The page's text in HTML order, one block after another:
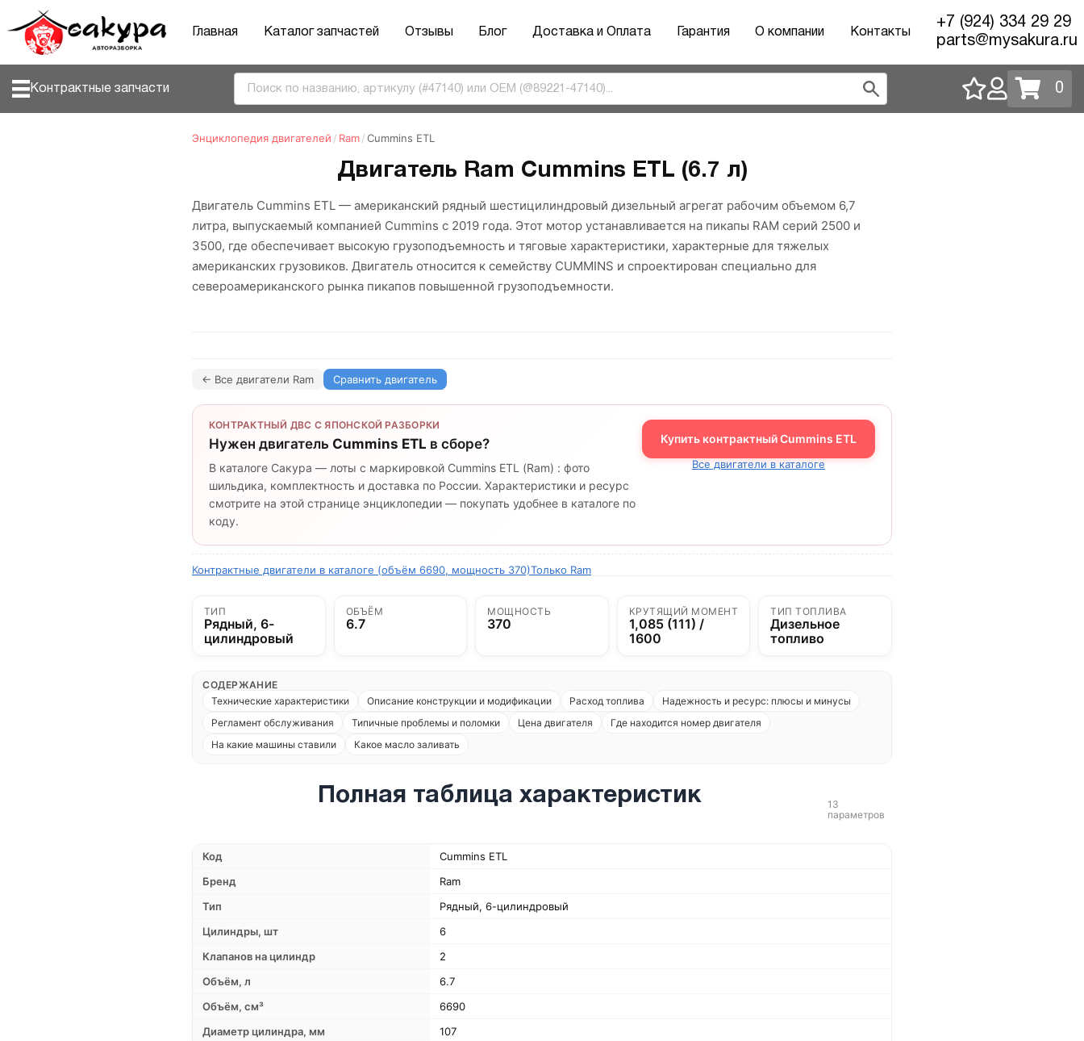
Главная Каталог запчастей Отзывы Блог Доставка и Оплата Гарантия О компании Контакты
+7 (924) 334 29 29
parts@mysakura.ru
Контрактные запчасти 0
Энциклопедия двигателей / Ram/Cummins ETL
Двигатель Ram Cummins ETL (6.7 л)
Двигатель Cummins ETL — американский рядный шестицилиндровый дизельный агрегат рабочим объемом 6,7
литра, выпускаемый компанией Cummins с 2019 года. Этот мотор устанавливается на пикапы RAM серий 2500 и
3500, где обеспечивает высокую грузоподъемность и тяговые характеристики, характерные для тяжелых
американских грузовиков. Двигатель относится к семейству CUMMINS и спроектирован специально для
североамериканского рынка пикапов повышенной грузоподъемности.
← Все двигатели Ram Сравнить двигатель
КОНТРАКТНЫЙ ДВС С ЯПОНСКОЙ РАЗБОРКИ
Нужен двигатель Cummins ETL в сборе?
В каталоге Сакура — лоты с маркировкой Cummins ETL (Ram) : фото
шильдика, комплектность и доставка по России. Характеристики и ресурс
смотрите на этой странице энциклопедии — покупать удобнее в каталоге по
коду.
Купить контрактный Cummins ETL
Все двигатели в каталоге
Контрактные двигатели в каталоге (объём 6690, мощность 370)Только Ram
ТИП
Рядный, 6-
цилиндровый
ОБЪЁМ
6.7
МОЩНОСТЬ
370
КРУТЯЩИЙ МОМЕНТ
1,085 (111) /
1600
ТИП ТОПЛИВА
Дизельное
топливо
СОДЕРЖАНИЕ
Технические характеристики
Описание конструкции и модификации Расход топлива
Надежность и ресурс: плюсы и минусы
Регламент обслуживания
Типичные проблемы и поломки Цена двигателя
Где находится номер двигателя
На какие машины ставили
Какое масло заливать
Полная таблица характеристик
13
параметров
Код
Cummins ETL
Бренд
Ram
Тип
Рядный, 6-цилиндровый
Цилиндры, шт
6
Клапанов на цилиндр
2
Объём, л
6.7
Объём, см³
6690
Диаметр цилиндра, мм
107